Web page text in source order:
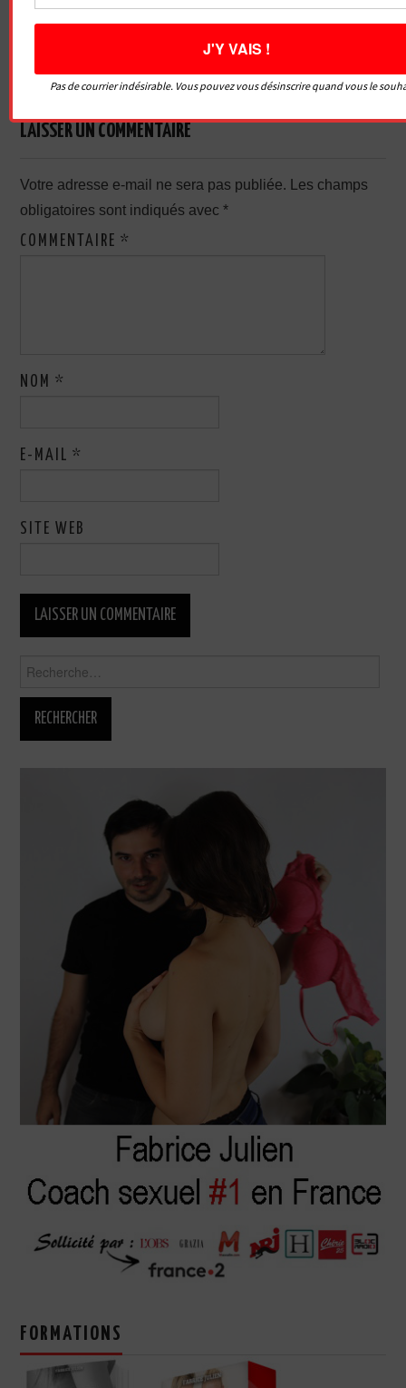
articles
ADORERAIENT QUE TU LEUR
FASSES AU LIT
LAISSER UN COMMENTAIRE
Votre adresse e-mail ne sera pas publiée.
Les champs
obligatoires sont indiqués avec*
COMMENTAIRE*
NOM*
E-MAIL*
SITE WEB
FORMATIONS
Pas de courrier indésirable. Vous pouvez vous désinscrire quand vous le